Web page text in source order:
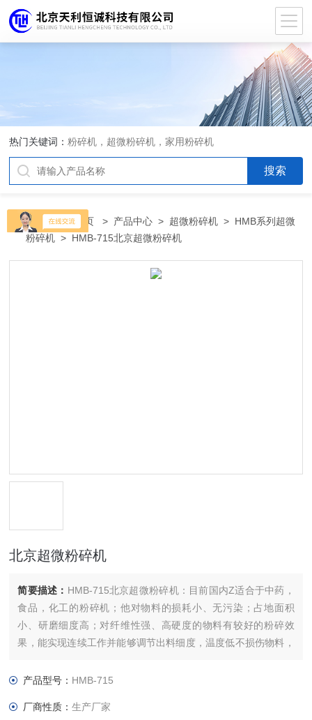
热门关键词：粉碎机，超微粉碎机，家用粉碎机
当前位置：首页 > 产品中心 > 超微粉碎机 > HMB系列超微
粉碎机 > HMB-715北京超微粉碎机
北京超微粉碎机
简要描述： HMB-715北京超微粉碎机：目前国内Z适合于中药，
食品，化工的粉碎机；他对物料的损耗小、无污染；占地面积
小、研磨细度高；对纤维性强、高硬度的物料有较好的粉碎效
果，能实现连续工作并能够调节出料细度，温度低不损伤物料，
产品型号： HMB-715
厂商性质：生产厂家